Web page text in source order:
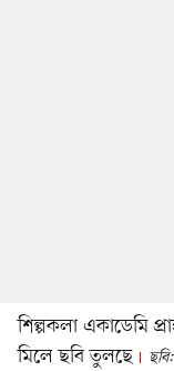
শিল্পকলা একাডেমি
মিলে ছবি তুলছে